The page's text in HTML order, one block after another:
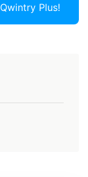
Plus!